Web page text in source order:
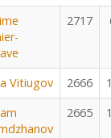
2717
Vitiugov 2666
2665